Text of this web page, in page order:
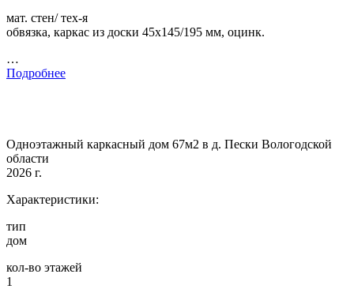
мат. стен/ тех-я
обвязка, каркас из доски 45х145/195 мм, оцинк.
…
Подробнее
Одноэтажный каркасный дом 67м2 в д. Пески Вологодской
области
2026 г.
Характеристики:
тип
дом
кол-во этажей
1